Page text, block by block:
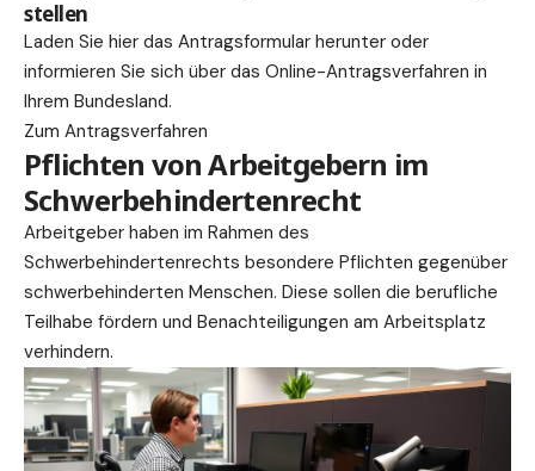
stellen
Laden Sie hier das Antragsformular herunter oder
informieren Sie sich über das Online-Antragsverfahren in
Ihrem Bundesland.
Zum Antragsverfahren
Pflichten von Arbeitgebern im
Schwerbehindertenrecht
Arbeitgeber haben im Rahmen des
Schwerbehindertenrechts besondere Pflichten gegenüber
schwerbehinderten Menschen. Diese sollen die berufliche
Teilhabe fördern und Benachteiligungen am Arbeitsplatz
verhindern.